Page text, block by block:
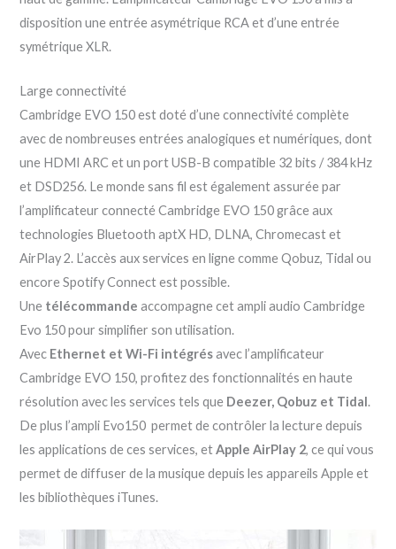
disposition une entrée asymétrique RCA et d’une entrée
symétrique XLR.
Large connectivité
Cambridge EVO 150 est doté d’une connectivité complète
avec de nombreuses entrées analogiques et numériques, dont
une HDMI ARC et un port USB-B compatible 32 bits / 384 kHz
et DSD256. Le monde sans fil est également assurée par
l’amplificateur connecté Cambridge EVO 150 grâce aux
technologies Bluetooth aptX HD, DLNA, Chromecast et
AirPlay 2. L’accès aux services en ligne comme Qobuz, Tidal ou
encore Spotify Connect est possible.
Une télécommandeaccompagne cet ampli audio Cambridge
Evo 150 pour simplifier son utilisation.
Avec Ethernet et Wi-Fi intégrésavec l’amplificateur
Cambridge EVO 150, profitez des fonctionnalités en haute
résolution avec les services tels que Deezer, Qobuz et Tidal.
De plus l’ampli Evo150 permet de contrôler la lecture depuis
les applications de ces services, etApple AirPlay 2, ce qui vous
permet de diffuser de la musique depuis les appareils Apple et
les bibliothèques iTunes.